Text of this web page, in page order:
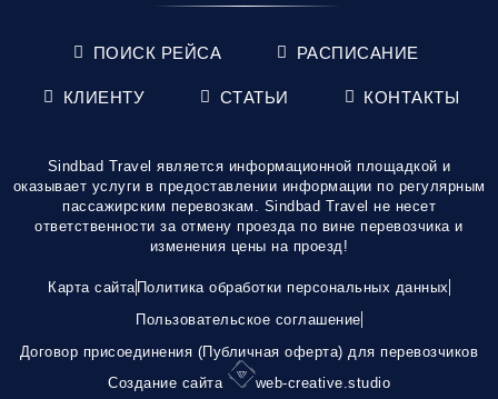
ПОИСК РЕЙСА РАСПИСАНИЕ
КЛИЕНТУ СТАТЬИ КОНТАКТЫ
Sindbad Travel является информационной площадкой и
оказывает услуги в предоставлении информации по регулярным
пассажирским перевозкам. Sindbad Travel не несет
ответственности за отмену проезда по вине перевозчика и
изменения цены на проезд!
Карта сайта Политика обработки персональных данных
Пользовательское соглашение
Договор присоединения (Публичная оферта) для перевозчиков
Создание сайта
web-creative.studio